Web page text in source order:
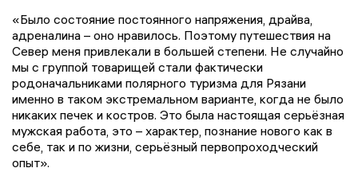
«Было состояние постоянного напряжения, драйва,
адреналина – оно нравилось. Поэтому путешествия на
Север меня привлекали в большей степени. Не случайно
мы с группой товарищей стали фактически
родоначальниками полярного туризма для Рязани
именно в таком экстремальном варианте, когда не было
никаких печек и костров. Это была настоящая серьёзная
мужская работа, это – характер, познание нового как в
себе, так и по жизни, серьёзный первопроходческий
опыт».